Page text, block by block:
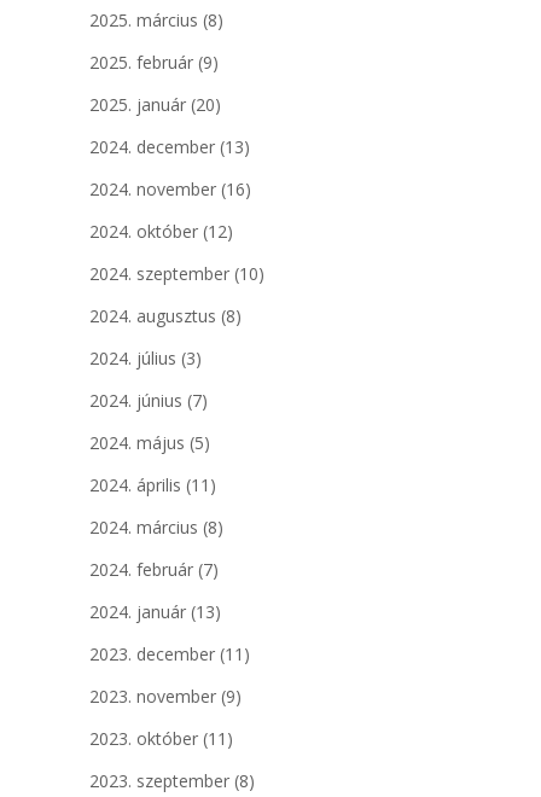
2025. március (8)
2025. február (9)
2025. január (20)
2024. december (13)
2024. november (16)
2024. október (12)
2024. szeptember (10)
2024. augusztus (8)
2024. július (3)
2024. június (7)
2024. május (5)
2024. április (11)
2024. március (8)
2024. február (7)
2024. január (13)
2023. december (11)
2023. november (9)
2023. október (11)
2023. szeptember (8)